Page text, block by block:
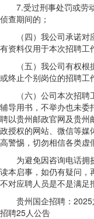
7.受过刑事处罚或劳动
侦查期间的；
（四）我公司承诺对
有资料仅用于本次招聘工
（五）我公司有权根
或终止个别岗位的招聘工
（六）公司本次招聘
辅导用书，不举办也未委
聘以贵州邮政官网及贵州
政授权的网站、微信等媒
高警惕，切勿相信各类虚
为避免因咨询电话拥
读本启事，如仍有疑问，
不对应聘人员是不是满足
贵州国企招聘：2025
招聘25人公告